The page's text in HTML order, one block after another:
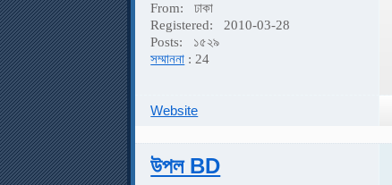
From:
ঢাকা
Registered:
2010-03-28
Posts:
১৫২৯
সম্মাননা : 24
Website
উপল BD